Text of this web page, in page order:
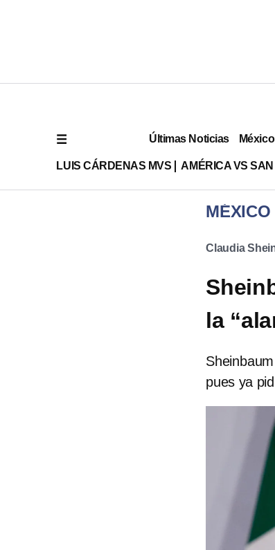
Últimas Noticias México
LUIS CÁRDENAS MVS AMÉRICA VS SAN
MÉXICO
Claudia
la
pues ya